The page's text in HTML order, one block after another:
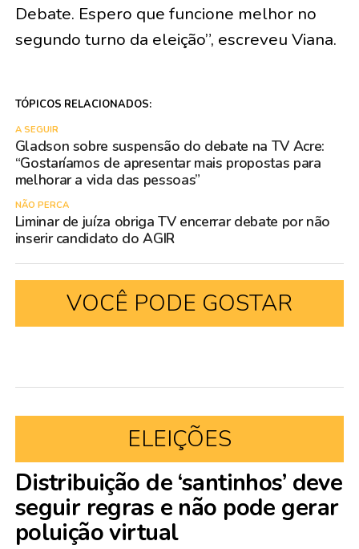
Debate. Espero que funcione melhor no
segundo turno da eleição”, escreveu Viana.
TÓPICOS RELACIONADOS:
A SEGUIR
Gladson sobre suspensão do debate na TV Acre:
“Gostaríamos de apresentar mais propostas para
melhorar a vida das pessoas”
NÃO PERCA
Liminar de juíza obriga TV encerrar debate por não
inserir candidato do AGIR
VOCÊ PODE GOSTAR
ELEIÇÕES
Distribuição de ‘santinhos’ deve
seguir regras e não pode gerar
poluição virtual